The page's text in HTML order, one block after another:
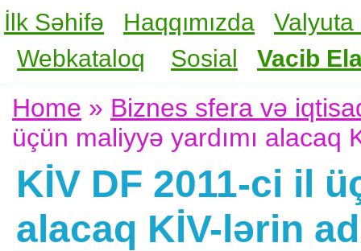
İlk Səhifə Haqqımızda
Valyuta
Webkataloq
Sosial Vacib
Home » Biznes sfera və
üçün maliyyə yardımı alacaq
KİV DF 2011-ci il
alacaq KİV-lərin